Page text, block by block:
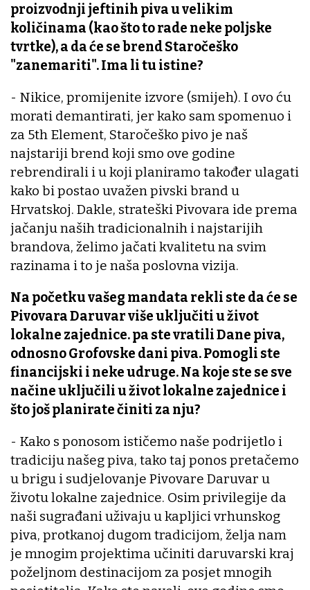
proizvodnji jeftinih piva u velikim
količinama (kao što to rade neke poljske
tvrtke), a da će se brend Staročeško
"zanemariti". Ima li tu istine?
- Nikice, promijenite izvore (smijeh). I ovo ću
morati demantirati, jer kako sam spomenuo i
za 5th Element, Staročeško pivo je naš
najstariji brend koji smo ove godine
rebrendirali i u koji planiramo također ulagati
kako bi postao uvažen pivski brand u
Hrvatskoj. Dakle, strateški Pivovara ide prema
jačanju naših tradicionalnih i najstarijih
brandova, želimo jačati kvalitetu na svim
razinama i to je naša poslovna vizija.
Na početku vašeg mandata rekli ste da će se
Pivovara Daruvar više uključiti u život
lokalne zajednice. pa ste vratili Dane piva,
odnosno Grofovske dani piva. Pomogli ste
financijski i neke udruge. Na koje ste se sve
načine uključili u život lokalne zajednice i
što još planirate činiti za nju?
- Kako s ponosom ističemo naše podrijetlo i
tradiciju našeg piva, tako taj ponos pretačemo
u brigu i sudjelovanje Pivovare Daruvar u
životu lokalne zajednice. Osim privilegije da
naši sugrađani uživaju u kapljici vrhunskog
piva, protkanoj dugom tradicijom, želja nam
je mnogim projektima učiniti daruvarski kraj
poželjnom destinacijom za posjet mnogih